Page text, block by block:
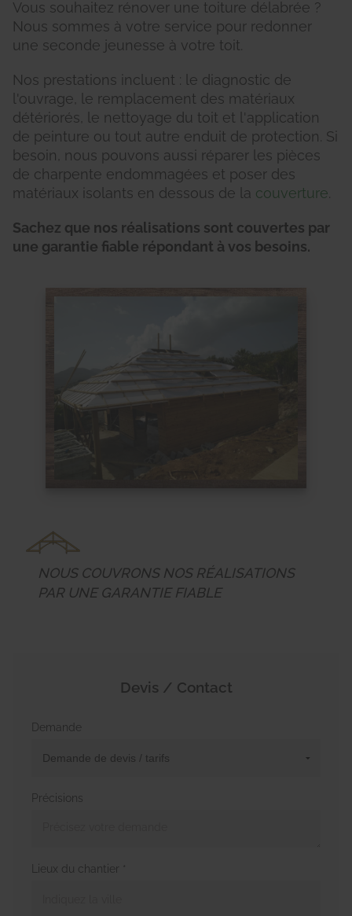
Vous souhaitez rénover une toiture délabrée ?
Nous sommes à votre service pour redonner
une seconde jeunesse à votre toit.
Nos prestations incluent : le diagnostic de
l'ouvrage, le remplacement des matériaux
détériorés, le nettoyage du toit et l'application
de peinture ou tout autre enduit de protection. Si
besoin, nous pouvons aussi réparer les pièces
de charpente endommagées et poser des
matériaux isolants en dessous de la couverture
Sachez que nos réalisations sont couvertes par
une garantie fiable répondant à vos besoins.
NOUS COUVRONS NOS RÉALISATIONS
PAR UNE GARANTIE FIABLE
Devis / Contact
Demande
Précisions
Lieux du chantier *